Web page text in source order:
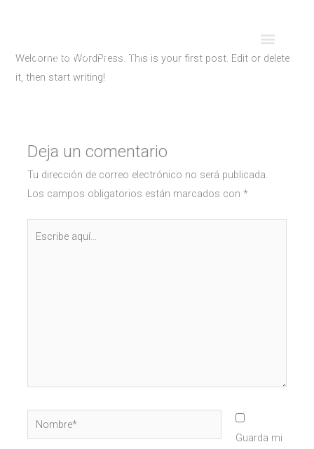
Welcome to WordPress. This is your first post. Edit or delete
it, then start writing!
Deja un comentario
Tu dirección de correo electrónico no será publicada.
Los campos obligatorios están marcados con*
Nombre*
Guarda mi